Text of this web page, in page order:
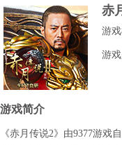
赤
游戏
游戏
游戏简介
《赤月传说2》由9377游